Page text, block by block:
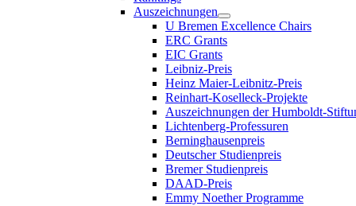
Auszeichnungen
U Bremen Excellence Chairs
ERC Grants
EIC Grants
Leibniz-Preis
Heinz Maier-Leibnitz-Preis
Reinhart-Koselleck-Projekte
Auszeichnungen der Humboldt-
Lichtenberg-Professuren
Berninghausenpreis
Deutscher Studienpreis
Bremer Studienpreis
DAAD-Preis
Emmy Noether Programme